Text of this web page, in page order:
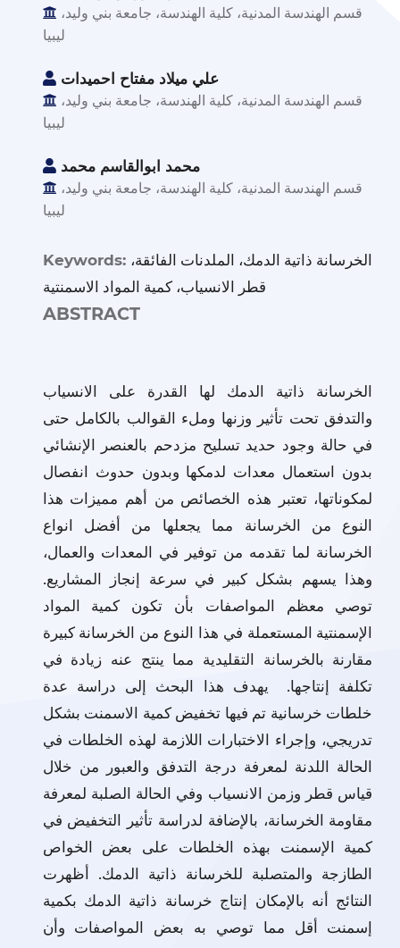
ليبيا
علي ميلاد مفتاح احميدات
ليبيا
محمد ابوالقاسم محمد
ليبيا
Keywords: الخرسانة ذاتية الدمك، الملدنات الفائقة،
قطر الانسياب، كمية المواد الاسمنتية
ABSTRACT
الخرسانة ذاتية الدمك لها القدرة على الانسياب
والتدفق تحت تأثير وزنها وملء القوالب بالكامل حتى
في حالة وجود حديد تسليح مزدحم بالعنصر الإنشائي
بدون استعمال معدات لدمكها وبدون حدوث انفصال
لمكوناتها، تعتبر هذه الخصائص من أهم مميزات هذا
النوع من الخرسانة مما يجعلها من أفضل انواع
الخرسانة لما تقدمه من توفير في المعدات والعمال،
وهذا يسهم بشكل كبير في سرعة إنجاز المشاريع.
توصي معظم المواصفات بأن تكون كمية المواد
الإسمنتية المستعملة في هذا النوع من الخرسانة كبيرة
مقارنة بالخرسانة التقليدية مما ينتج عنه زيادة في
تكلفة إنتاجها. يهدف هذا البحث إلى دراسة عدة
خلطات خرسانية تم فيها تخفيض كمية الاسمنت بشكل
تدريجي، وإجراء الاختبارات اللازمة لهذه الخلطات في
الحالة اللدنة لمعرفة درجة التدفق والعبور من خلال
قياس قطر وزمن الانسياب وفي الحالة الصلبة لمعرفة
مقاومة الخرسانة، بالإضافة لدراسة تأثير التخفيض في
كمية الإسمنت بهذه الخلطات على بعض الخواص
الطازجة والمتصلبة للخرسانة ذاتية الدمك. أظهرت
النتائج أنه بالإمكان إنتاج خرسانة ذاتية الدمك بكمية
إسمنت أقل مما توصي به بعض المواصفات وأن